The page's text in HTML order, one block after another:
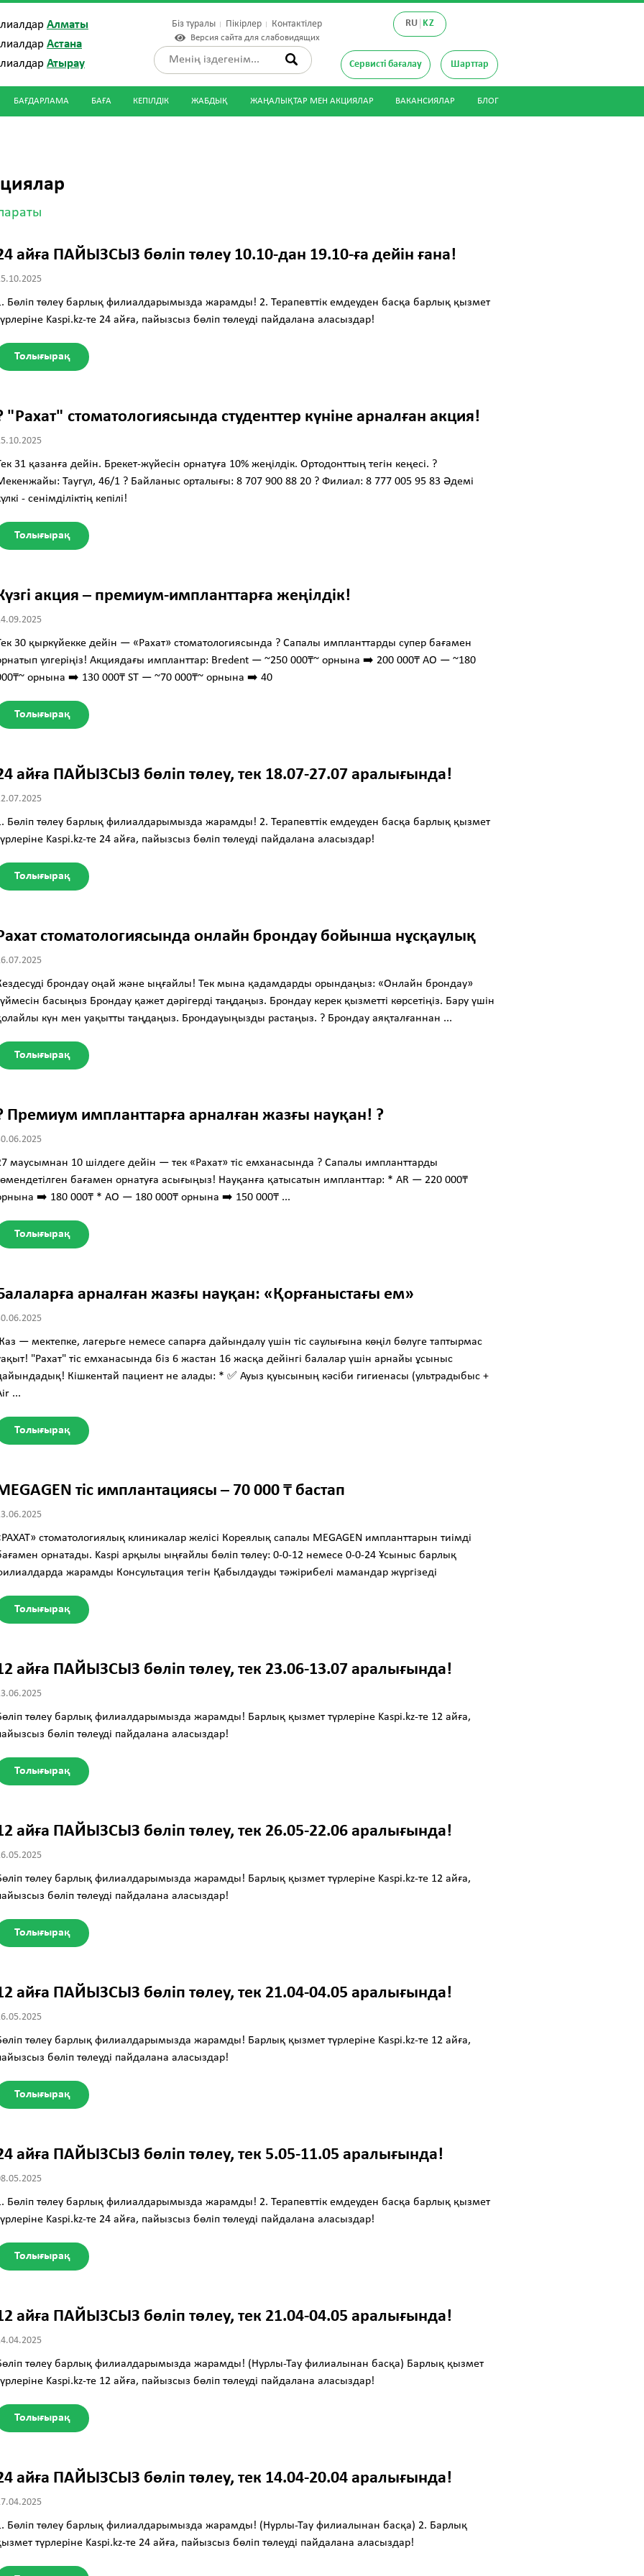
Алматы
Астана
Атырау
Біз туралы Пікірлер Контактілер
Версия сайта для слабовидящих
RU KZ
Сервисті бағалау Шарттар
БАҒДАРЛАМА БАҒА КЕПІЛДІК ЖАБДЫҚ ЖАҢАЛЫҚТАР МЕН АКЦИЯЛАР ВАКАНСИЯЛАР БЛОГ
айға ПАЙЫЗСЫЗ бөліп төлеу 10.10-дан 19.10-ға дейін ғана!
Бөліп төлеу барлық филиалдарымызда жарамды! 2. Терапевттік емдеуден басқа барлық қызмет
Kaspi.kz-те 24 айға, пайызсыз бөліп төлеуді пайдалана аласыздар!
Толығырақ
"Рахат" стоматологиясында студенттер күніне арналған акция!
31 қазанға дейін. Брекет-жүйесін орнатуға 10% жеңілдік. Ортодонттың тегін кеңесі. ?
Таугүл, 46/1 ? Байланыс орталығы: 8 707 900 88 20 ? Филиал: 8 777 005 95 83 Әдемі
- сенімділіктің кепілі!
Толығырақ
акция – премиум-импланттарға жеңілдік!
30 қыркүйекке дейін — «Рахат» стоматологиясында ? Сапалы импланттарды супер бағамен
үлгеріңіз! Акциядағы импланттар: Bredent — ~250 000₸~ орнына ➡️ 200 000₸ AO — ~180
орнына ➡️ 130 000₸ ST — ~70 000₸~ орнына ➡️ 40
Толығырақ
айға ПАЙЫЗСЫЗ бөліп төлеу, тек 18.07-27.07 аралығында!
Бөліп төлеу барлық филиалдарымызда жарамды! 2. Терапевттік емдеуден басқа барлық қызмет
Kaspi.kz-те 24 айға, пайызсыз бөліп төлеуді пайдалана аласыздар!
Толығырақ
стоматологиясында онлайн брондау бойынша нұсқаулық
брондау оңай және ыңғайлы! Тек мына қадамдарды орындаңыз: «Онлайн брондау»
басыңыз Брондау қажет дәрігерді таңдаңыз. Брондау керек қызметті көрсетіңіз. Бару үшін
күн мен уақытты таңдаңыз. Брондауыңызды растаңыз. ? Брондау аяқталғаннан ...
Толығырақ
Премиум импланттарға арналған жазғы науқан! ?
маусымнан 10 шілдеге дейін — тек «Рахат» тіс емханасында ? Сапалы импланттарды
бағамен орнатуға асығыңыз! Науқанға қатысатын импланттар: * AR — 220 000₸
➡️ 180 000₸ * AO — 180 000₸ орнына ➡️ 150 000₸ ...
Толығырақ
арналған жазғы науқан: «Қорғаныстағы ем»
— мектепке, лагерьге немесе сапарға дайындалу үшін тіс саулығына көңіл бөлуге таптырмас
"Рахат" тіс емханасында біз 6 жастан 16 жасқа дейінгі балалар үшін арнайы ұсыныс
Кішкентай пациент не алады: * ✅ Ауыз қуысының кәсіби гигиенасы (ультрадыбыс +
...
Толығырақ
тіс имплантациясы – 70 000 ₸ бастап
стоматологиялық клиникалар желісі Кореялық сапалы MEGAGEN импланттарын тиімді
орнатады. Kaspi арқылы ыңғайлы бөліп төлеу: 0-0-12 немесе 0-0-24 Ұсыныс барлық
жарамды Консультация тегін Қабылдауды тәжірибелі мамандар жүргізеді
Толығырақ
айға ПАЙЫЗСЫЗ бөліп төлеу, тек 23.06-13.07 аралығында!
төлеу барлық филиалдарымызда жарамды! Барлық қызмет түрлеріне Kaspi.kz-те 12 айға,
бөліп төлеуді пайдалана аласыздар!
Толығырақ
айға ПАЙЫЗСЫЗ бөліп төлеу, тек 26.05-22.06 аралығында!
төлеу барлық филиалдарымызда жарамды! Барлық қызмет түрлеріне Kaspi.kz-те 12 айға,
бөліп төлеуді пайдалана аласыздар!
Толығырақ
айға ПАЙЫЗСЫЗ бөліп төлеу, тек 21.04-04.05 аралығында!
төлеу барлық филиалдарымызда жарамды! Барлық қызмет түрлеріне Kaspi.kz-те 12 айға,
бөліп төлеуді пайдалана аласыздар!
Толығырақ
айға ПАЙЫЗСЫЗ бөліп төлеу, тек 5.05-11.05 аралығында!
Бөліп төлеу барлық филиалдарымызда жарамды! 2. Терапевттік емдеуден басқа барлық қызмет
Kaspi.kz-те 24 айға, пайызсыз бөліп төлеуді пайдалана аласыздар!
Толығырақ
айға ПАЙЫЗСЫЗ бөліп төлеу, тек 21.04-04.05 аралығында!
төлеу барлық филиалдарымызда жарамды! (Нурлы-Тау филиалынан басқа) Барлық қызмет
Kaspi.kz-те 12 айға, пайызсыз бөліп төлеуді пайдалана аласыздар!
Толығырақ
айға ПАЙЫЗСЫЗ бөліп төлеу, тек 14.04-20.04 аралығында!
Бөліп төлеу барлық филиалдарымызда жарамды! (Нурлы-Тау филиалынан басқа) 2. Барлық
түрлеріне Kaspi.kz-те 24 айға, пайызсыз бөліп төлеуді пайдалана аласыздар!